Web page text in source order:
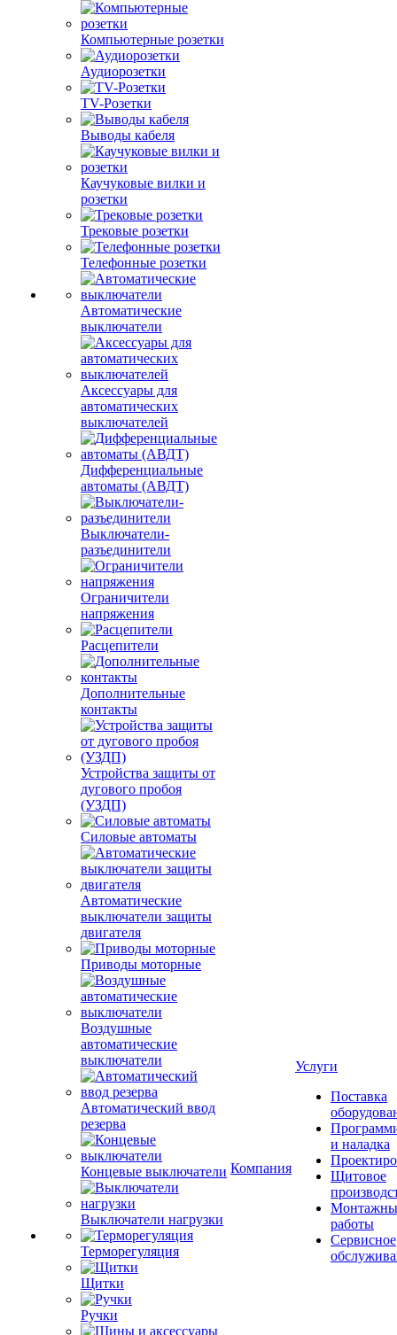
Компьютерные розетки
Аудиорозетки
TV-Розетки
Выводы кабеля
Каучуковые вилки и
розетки
Трековые розетки
Телефонные розетки
Автоматические
выключатели
Аксессуары для
автоматических
выключателей
Дифференциальные
автоматы (АВДТ)
Выключатели-
разъединители
Ограничители
напряжения
Расцепители
Дополнительные
контакты
Устройства защиты от
дугового пробоя
(УЗДП)
Силовые автоматы
Автоматические
выключатели защиты
двигателя
Приводы моторные
Воздушные
автоматические
выключатели
Автоматический ввод
резерва
Концевые выключатели
Выключатели нагрузки
Терморегуляция
Щитки
Ручки
Компания
Услуги
Поставка
и наладка
Щитовое
работы
Сервисное